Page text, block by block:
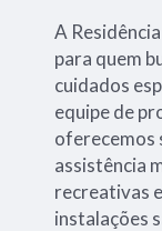
A
para quem
cuidados
equipe de
oferecemos
assistência
recreativas
instalações